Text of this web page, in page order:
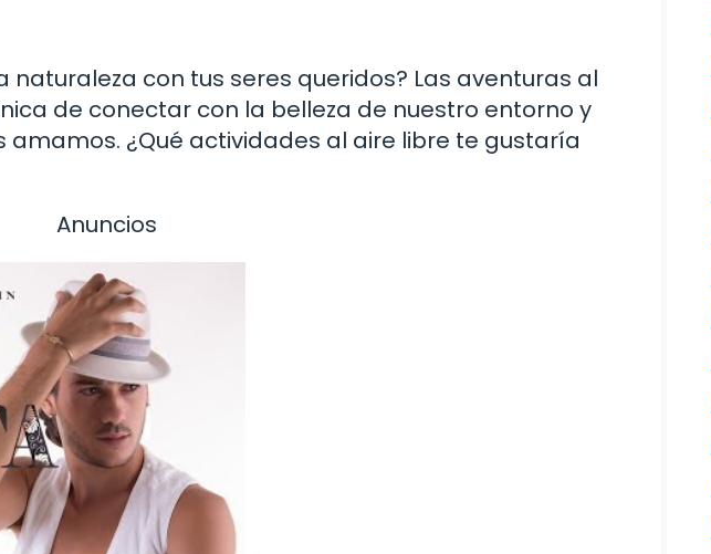
naturaleza con tus seres queridos? Las aventuras al
de conectar con la belleza de nuestro entorno y
¿Qué actividades al aire libre te gustaría
Anuncios